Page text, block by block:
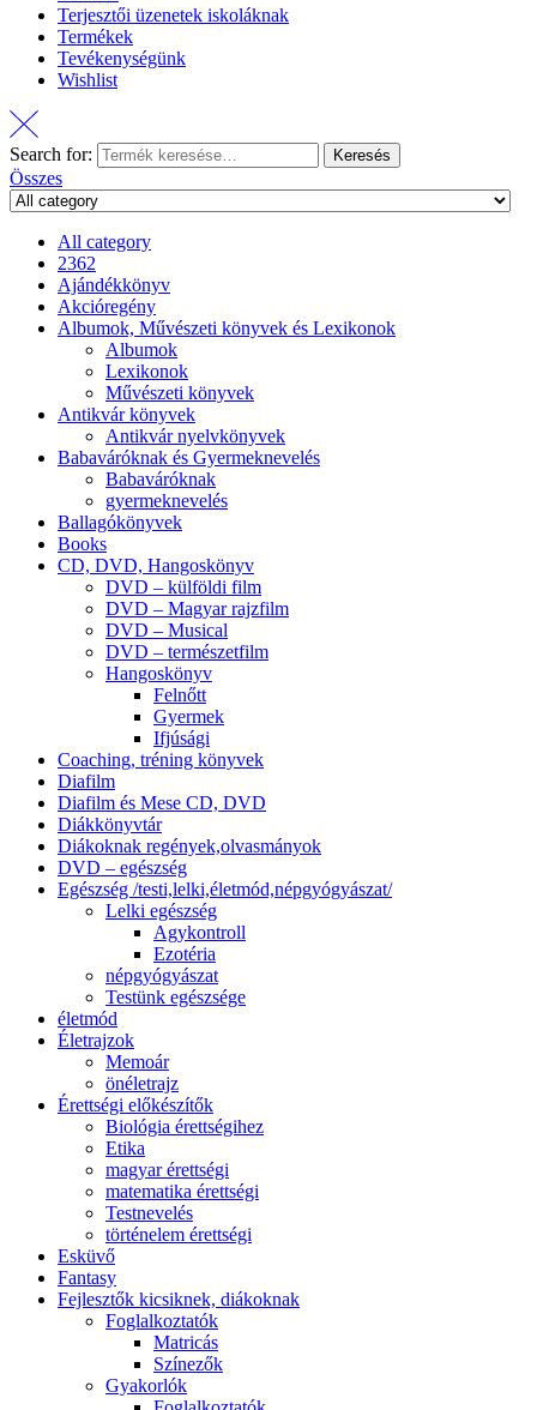
Terjesztői üzenetek iskoláknak
Termékek
Tevékenységünk
Wishlist
Search for: Keresés
Összes
All category
2362
Ajándékkönyv
Akcióregény
Albumok, Művészeti könyvek és Lexikonok
Albumok
Lexikonok
Művészeti könyvek
Antikvár könyvek
Antikvár nyelvkönyvek
Babaváróknak és Gyermeknevelés
Babaváróknak
gyermeknevelés
Ballagókönyvek
Books
CD, DVD, Hangoskönyv
DVD – külföldi film
DVD – Magyar rajzfilm
DVD – Musical
DVD – természetfilm
Hangoskönyv
Felnőtt
Gyermek
Ifjúsági
Coaching, tréning könyvek
Diafilm
Diafilm és Mese CD, DVD
Diákkönyvtár
Diákoknak regények,olvasmányok
DVD – egészség
Egészség /testi,lelki,életmód,népgyógyászat/
Lelki egészség
Agykontroll
Ezotéria
népgyógyászat
Testünk egészsége
életmód
Életrajzok
Memoár
önéletrajz
Érettségi előkészítők
Biológia érettségihez
Etika
magyar érettségi
matematika érettségi
Testnevelés
történelem érettségi
Esküvő
Fantasy
Fejlesztők kicsiknek, diákoknak
Foglalkoztatók
Matricás
Színezők
Gyakorlók